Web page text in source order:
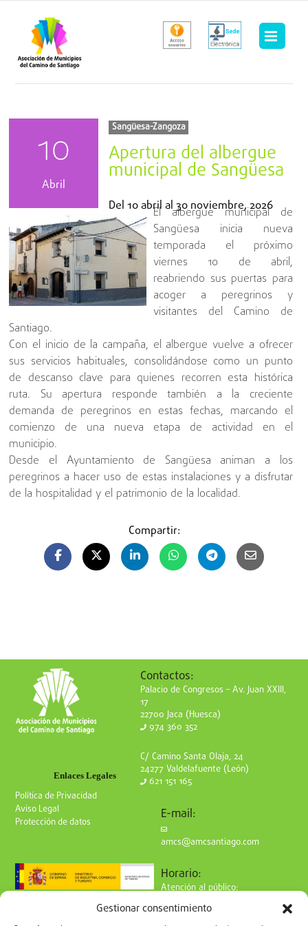
Gestionar consentimiento
contenido
10
Abril
Sangüesa-Zangoza
Apertura del albergue
municipal de Sangüesa
Del10 abril al30 noviembre, 2026
El albergue municipal de
Sangüesa inicia nueva
temporada el próximo
viernes 10 de abril,
reabriendo sus puertas para
acoger a peregrinos y
visitantes del Camino de
Santiago.
Con el inicio de la campaña, el albergue vuelve a ofrecer
sus servicios habituales, consolidándose como un punto
de descanso clave para quienes recorren esta histórica
ruta. Su apertura responde también a la creciente
demanda de peregrinos en estas fechas, marcando el
comienzo de una nueva etapa de actividad en el
municipio.
Desde el Ayuntamiento de Sangüesa animan a los
peregrinos a hacer uso de estas instalaciones y a disfrutar
de la hospitalidad y el patrimonio de la localidad.
Compartir:
Enlaces Legales
Política de Privacidad
Aviso Legal
Protección de datos
Contactos:
Palacio de Congresos – Av. Juan XXIII,
17
22700 Jaca (Huesca)
974 360 352
C/ Camino Santa Olaja, 24
24277 Valdelafuente (León)
621 151 165
E-mail:
amcs@amcsantiago.com
Horario:
Atención al público:
de 9 a 15h